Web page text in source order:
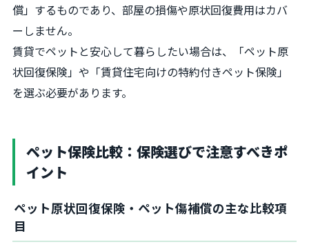
償」するものであり、部屋の損傷や原状回復費用はカバ
ーしません。
賃貸でペットと安心して暮らしたい場合は、「ペット原
状回復保険」や「賃貸住宅向けの特約付きペット保険」
を選ぶ必要があります。
ペット保険比較：保険選びで注意すべきポ
イント
ペット原状回復保険・ペット傷補償の主な比較項
目